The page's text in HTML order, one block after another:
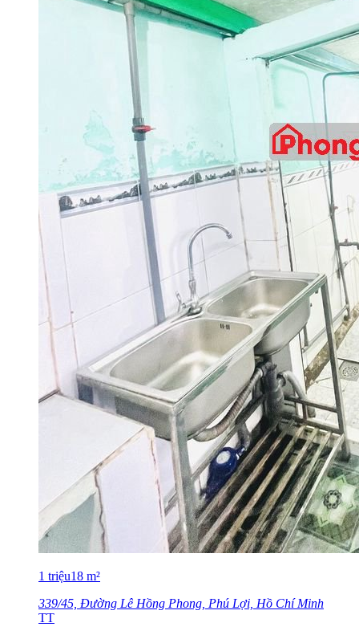
1 triệu18 m²
339/45, Đường Lê Hồng Phong, Phú Lợi, Hồ Chí Minh
TT